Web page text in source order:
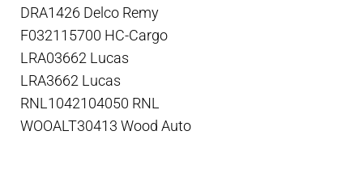
DRA1426 Delco Remy
F032115700 HC-Cargo
LRA03662 Lucas
LRA3662 Lucas
RNL1042104050 RNL
WOOALT30413 Wood Auto